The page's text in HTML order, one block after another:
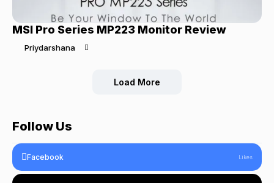
MSI Pro Series MP223 Monitor Review
Priydarshana
Load More
Follow Us
Facebook Likes